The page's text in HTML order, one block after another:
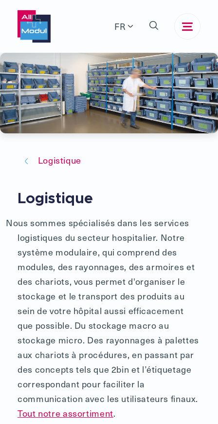
FR
Logistique
Logistique
Nous sommes spécialisés dans les services
logistiques du secteur hospitalier. Notre
système modulaire, qui comprend des
modules, des rayonnages, des armoires et
des chariots, vous permet d'organiser le
stockage et le transport des produits au
sein de votre hôpital aussi efficacement
que possible. Du stockage macro au
stockage micro. Des rayonnages à palettes
aux chariots à procédures, en passant par
des concepts tels que 2bin et l’étiquetage
correspondant pour faciliter la
communication avec les utilisateurs finaux.
Tout notre assortiment.